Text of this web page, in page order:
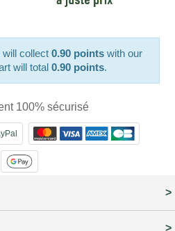
will collect0.90 points with our
will total0.90 points.
100% sécurisé